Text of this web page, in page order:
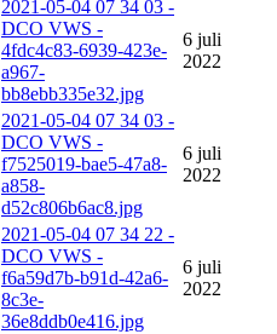
2021-05-04 07 34 03 -
DCO VWS -
4fdc4c83-6939-423e-
a967-
bb8ebb335e32.jpg
6 juli
2022
2021-05-04 07 34 03 -
DCO VWS -
f7525019-bae5-47a8-
a858-
d52c806b6ac8.jpg
6 juli
2022
2021-05-04 07 34 22 -
DCO VWS -
f6a59d7b-b91d-42a6-
8c3e-
36e8ddb0e416.jpg
6 juli
2022